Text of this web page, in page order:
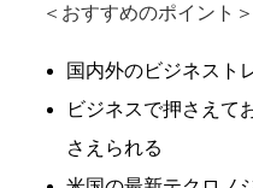
＜おすすめのポイント＞
国内外のビジネスト
ビジネスで押さえて
さえられる